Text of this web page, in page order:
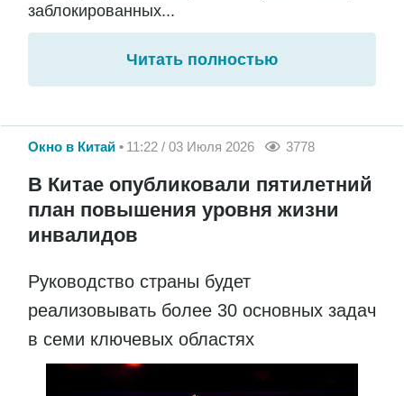
заблокированных...
Читать полностью
Окно в Китай 11:22 / 03 Июля 2026 3778
В Китае опубликовали пятилетний
план повышения уровня жизни
инвалидов
Руководство страны будет
реализовывать более 30 основных задач
в семи ключевых областях